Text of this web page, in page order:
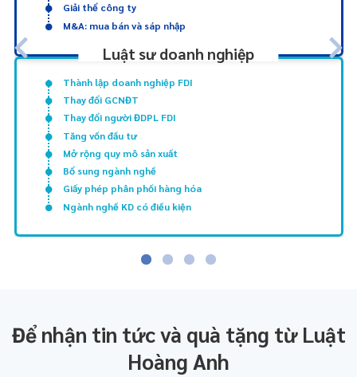
Giải thể công ty
M&A: mua bán và sáp nhập
Luật sư doanh nghiệp
Thành lập doanh nghiệp FDI
Thay đổi GCNĐT
Thay đổi người ĐDPL FDI
Tăng vốn đầu tư
Mở rộng quy mô sản xuất
Bổ sung ngành nghề
Giấy phép phân phối hàng hóa
Ngành nghề KD có điều kiện
Để nhận tin tức và quà tặng từ Luật
Hoàng Anh